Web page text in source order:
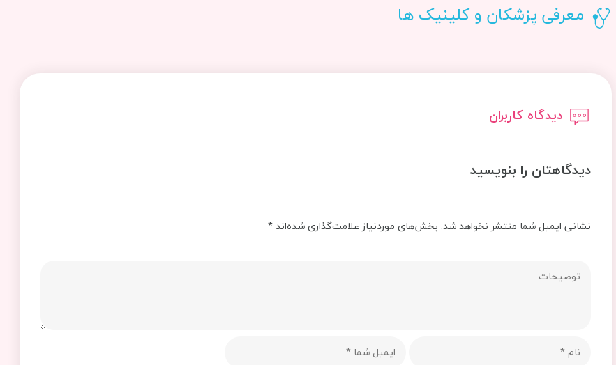
معرفی پزشکان و کلینیک ها
دیدگاه کاربران
دیدگاهتان را بنویسید
نشانی ایمیل شما منتشر نخواهد شد. بخش‌های موردنیاز علامت‌گذاری شده‌اند*